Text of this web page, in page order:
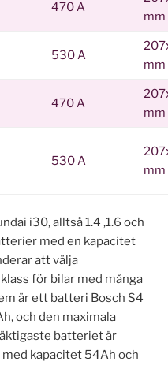
470 A
mm
530 A
mm
470 A
mm
530 A
mm
i30, alltså 1.4 ,1.6 och
med en kapacitet
att välja
för bilar med många
är ett batteri Bosch S4
och den maximala
batteriet är
kapacitet 54Ah och